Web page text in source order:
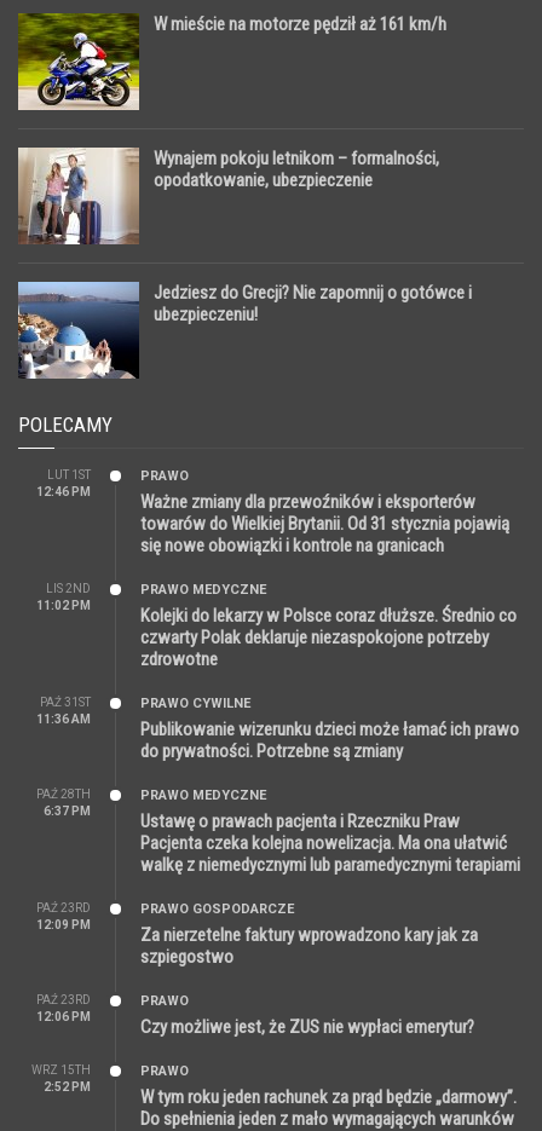
W mieście na motorze pędził aż 161 km/h
Wynajem pokoju letnikom – formalności,
opodatkowanie, ubezpieczenie
Jedziesz do Grecji? Nie zapomnij o gotówce i
ubezpieczeniu!
POLECAMY
LUT 1ST
12:46 PM
PRAWO
Ważne zmiany dla przewoźników i eksporterów
towarów do Wielkiej Brytanii. Od 31 stycznia pojawią
się nowe obowiązki i kontrole na granicach
LIS 2ND
11:02 PM
PRAWO MEDYCZNE
Kolejki do lekarzy w Polsce coraz dłuższe. Średnio co
czwarty Polak deklaruje niezaspokojone potrzeby
zdrowotne
PAŹ 31ST
11:36 AM
PRAWO CYWILNE
Publikowanie wizerunku dzieci może łamać ich prawo
do prywatności. Potrzebne są zmiany
PAŹ 28TH
6:37 PM
PRAWO MEDYCZNE
Ustawę o prawach pacjenta i Rzeczniku Praw
Pacjenta czeka kolejna nowelizacja. Ma ona ułatwić
walkę z niemedycznymi lub paramedycznymi terapiami
PAŹ 23RD
12:09 PM
PRAWO GOSPODARCZE
Za nierzetelne faktury wprowadzono kary jak za
szpiegostwo
PAŹ 23RD
12:06 PM
PRAWO
Czy możliwe jest, że ZUS nie wypłaci emerytur?
WRZ 15TH
2:52 PM
PRAWO
W tym roku jeden rachunek za prąd będzie „darmowy”.
Do spełnienia jeden z mało wymagających warunków